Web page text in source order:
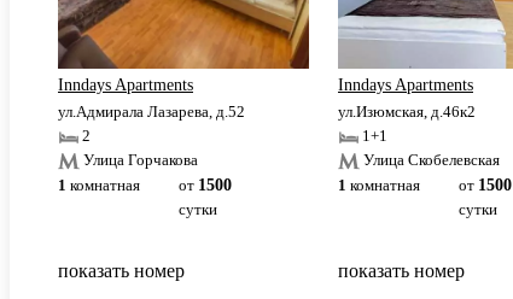
Inndays Apartments
ул.Адмирала Лазарева, д.52
2
Улица Горчакова
1 комнатная от 1500
сутки
показать номер
Inndays Apartments
ул.Изюмская, д.46к2
1+1
Улица Скобелевская
1 комнатная от 1500
сутки
показать номер